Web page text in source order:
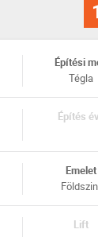
Építési
Tégla
Építés
Emelet
Lift